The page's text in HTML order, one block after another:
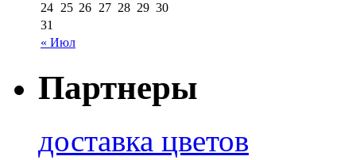
« Июл
24 25 26 27 28 29 30
31
Партнеры
доставка цветов